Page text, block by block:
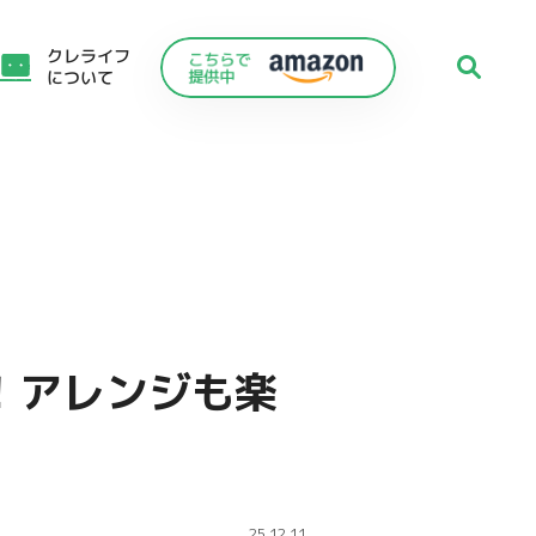
クレライフ
について
アレンジも楽